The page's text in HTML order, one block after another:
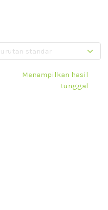
Menampilkan hasil
tunggal